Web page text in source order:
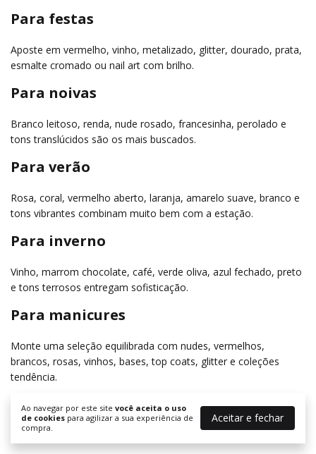
Ao navegar por este site você aceita o uso
de cookies para agilizar a sua experiência de
compra.
Aceitar e fechar
Para festas
Aposte em vermelho, vinho, metalizado, glitter, dourado, prata,
esmalte cromado ou nail art com brilho.
Para noivas
Branco leitoso, renda, nude rosado, francesinha, perolado e
tons translúcidos são os mais buscados.
Para verão
Rosa, coral, vermelho aberto, laranja, amarelo suave, branco e
tons vibrantes combinam muito bem com a estação.
Para inverno
Vinho, marrom chocolate, café, verde oliva, azul fechado, preto
e tons terrosos entregam sofisticação.
Para manicures
Monte uma seleção equilibrada com nudes, vermelhos,
brancos, rosas, vinhos, bases, top coats, glitter e coleções
tendência.
Como fazer o esmalte durar
mais?